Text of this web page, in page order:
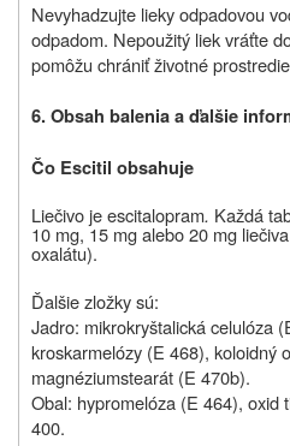
Nevyhadzujte lieky odpadovou
odpadom. Nepoužitý liek vráťte
pomôžu chrániť životné
6. Obsah balenia a ďalšie
Čo Escitil obsahuje
Liečivo je escitalopram. Každá
10 mg, 15 mg alebo 20 mg
oxalátu).
Ďalšie zložky sú:
Jadro: mikrokryštalická celulóza
kroskarmelózy (E 468), koloidný
magnéziumstearát (E 470b).
Obal: hypromelóza (E 464), oxid
400.